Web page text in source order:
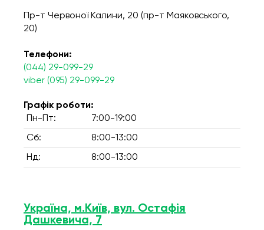
Пр-т Червоної Калини, 20 (пр-т Маяковського,
20)
Телефони:
(044) 29-099-29
viber (095) 29-099-29
Графік роботи:
Пн-Пт:
7:00-19:00
Сб: 8:00-13:00
Нд: 8:00-13:00
Україна, м.Київ, вул. Остафія
Дашкевича, 7